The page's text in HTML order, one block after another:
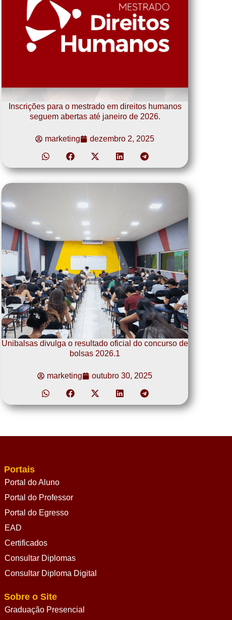
Inscrições para o mestrado em direitos humanos
seguem abertas até janeiro de 2026.
marketing dezembro 2, 2025
Unibalsas divulga o resultado oficial do concurso de
bolsas 2026.1
marketing outubro 30, 2025
Portais
Portal do Aluno
Portal do Professor
Portal do Egresso
EAD
Certificados
Consultar Diplomas
Consultar Diploma Digital
Sobre o Site
Graduação Presencial